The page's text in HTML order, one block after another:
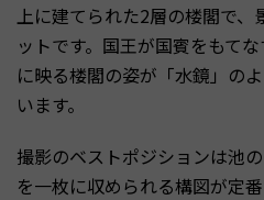
上に建てられた2層の楼閣で、
ットです。国王が国賓をもて
に映る楼閣の姿が「水鏡」の
います。
撮影のベストポジションは池
を一枚に収められる構図が定